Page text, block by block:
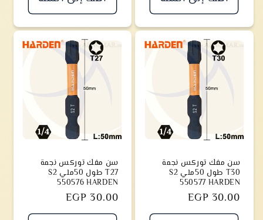
سن مفك توركس نجمة
T30 طول 50ملي S2
550577 HARDEN
سعر
EGP 30.00
سن مفك توركس نجمة
T27 طول 50ملي S2
550576 HARDEN
سعر
EGP 30.00